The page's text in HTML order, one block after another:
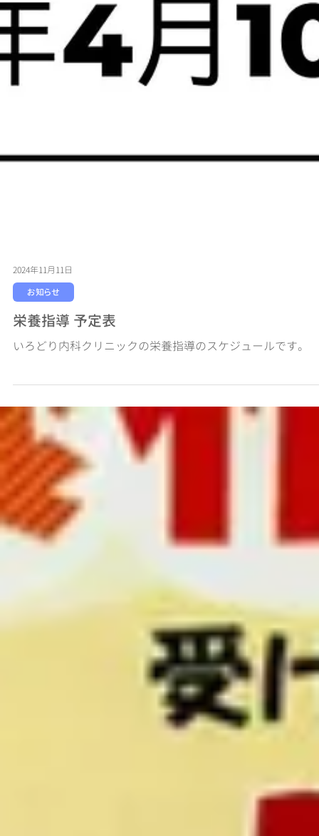
栄養指導 予定表
いろどり内科クリニックの栄養指導のスケジュールです。